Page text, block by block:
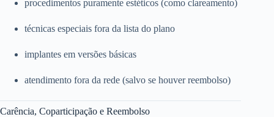
procedimentos puramente estéticos (como clareamento)
técnicas especiais fora da lista do plano
implantes em versões básicas
atendimento fora da rede (salvo se houver reembolso)
Carência, Coparticipação e Reembolso